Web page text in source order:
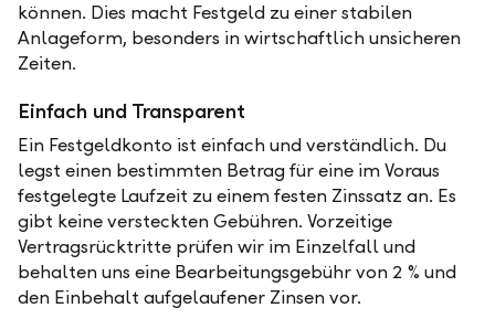
können. Dies macht Festgeld zu einer stabilen
Anlageform, besonders in wirtschaftlich unsicheren
Zeiten.
Einfach und Transparent
Ein Festgeldkonto ist einfach und verständlich. Du
legst einen bestimmten Betrag für eine im Voraus
festgelegte Laufzeit zu einem festen Zinssatz an. Es
gibt keine versteckten Gebühren. Vorzeitige
Vertragsrücktritte prüfen wir im Einzelfall und
behalten uns eine Bearbeitungsgebühr von 2 % und
den Einbehalt aufgelaufener Zinsen vor.